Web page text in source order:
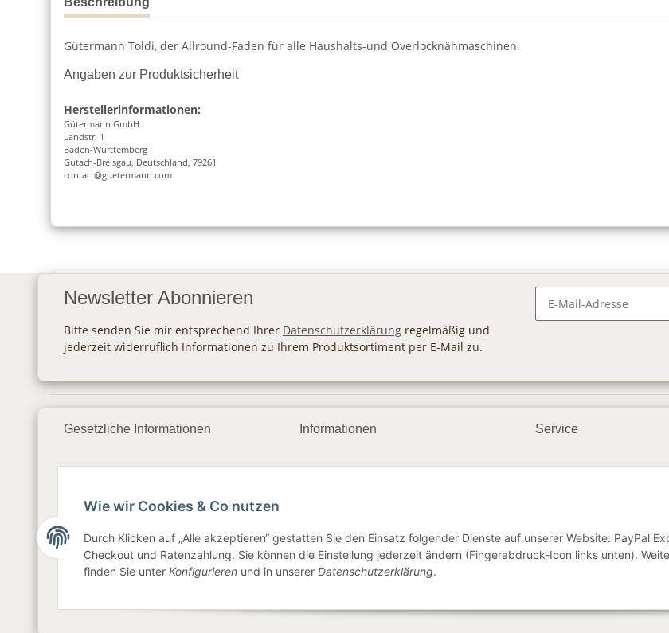
Gütermann Toldi, der Allround-Faden für alle Haushalts-und Overlocknähmaschinen.
Angaben zur Produktsicherheit
Herstellerinformationen:
Gütermann GmbH
Landstr. 1
Baden-Württemberg
Gutach-Breisgau, Deutschland, 79261
contact@guetermann.com
Newsletter Abonnieren
Bitte senden Sie mir entsprechend Ihrer Datenschutzerklärung regelmäßig und
jederzeit widerruflich Informationen zu Ihrem Produktsortiment per E-Mail zu.
Gesetzliche Informationen
Datenschutz
AGB
Sitemap
Impressum
Informationen
Zahlungsmöglichkeiten
Newsletter
Service
Geschenkgutscheine
Wie wir Cookies & Co nutzen
Durch Klicken auf „Alle akzeptieren“ gestatten Sie den Einsatz folgender Dienste auf unserer Website: PayPal
Checkout und Ratenzahlung. Sie können die Einstellung jederzeit ändern (Fingerabdruck-Icon links unten).
finden Sie unter Konfigurieren und in unserer Datenschutzerklärung.